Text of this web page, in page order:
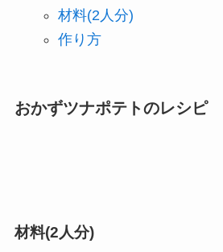
材料(2人分)
作り方
おかずツナポテトのレシピ
材料(2人分)